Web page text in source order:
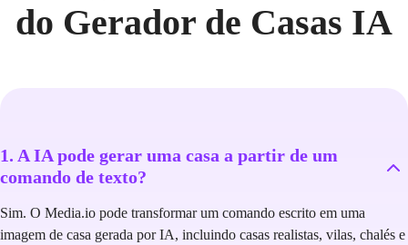
do Gerador de Casas IA
1. A IA pode gerar uma casa a partir de um
comando de texto?
Sim. O Media.io pode transformar um comando escrito em uma
imagem de casa gerada por IA, incluindo casas realistas, vilas, chalés e